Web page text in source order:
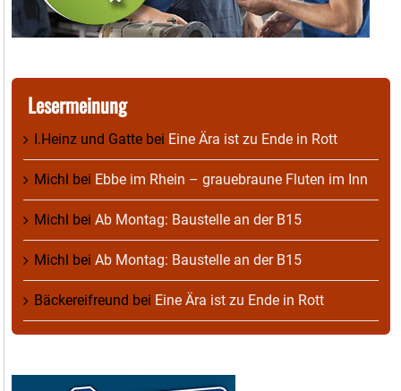
Lesermeinung
I.Heinz und Gatte bei Eine Ära ist zu Ende in Rott
Michl bei Ebbe im Rhein – grauebraune Fluten im Inn
Michl bei Ab Montag: Baustelle an der B15
Michl bei Ab Montag: Baustelle an der B15
Bäckereifreund bei Eine Ära ist zu Ende in Rott